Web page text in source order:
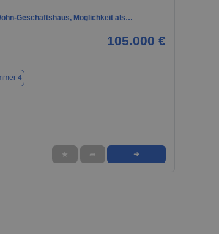
Geschäftshaus, Möglichkeit als…
105.000 €
4
★ ➦ ➜